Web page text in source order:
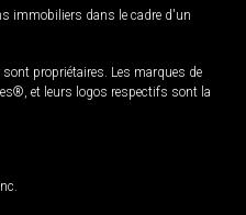
immobiliers dans le cadre d'un
propriétaires. Les marques de
et leurs logos respectifs sont la